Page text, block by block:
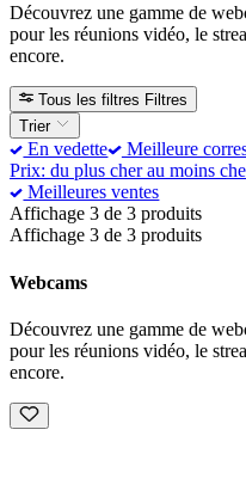
Découvrez une gamme de
pour les réunions vidéo, le
encore.
Tous les filtres Filtres
Trier
En vedette Meilleure
Prix: du plus cher au moins
Meilleures ventes
Affichage 3 de 3 produits
Affichage 3 de 3 produits
Webcams
Découvrez une gamme de
pour les réunions vidéo, le
encore.